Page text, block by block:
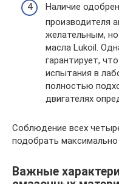
Наличие
производителя
желательным,
масла Lukoil.
гарантирует,
испытания в
полностью
двигателях
Соблюдение всех
подобрать
Важные